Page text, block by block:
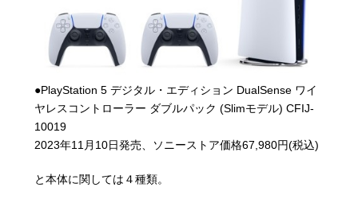
●PlayStation 5 デジタル・エディション DualSense ワイ
ヤレスコントローラー ダブルパック (Slimモデル) CFIJ-
10019
2023年11月10日発売、ソニーストア価格67,980円(税込)
と本体に関しては４種類。